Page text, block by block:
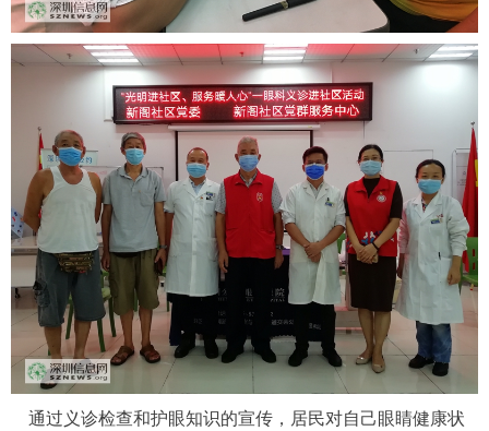
通过义诊检查和护眼知识的宣传，居民对自己眼睛健康状